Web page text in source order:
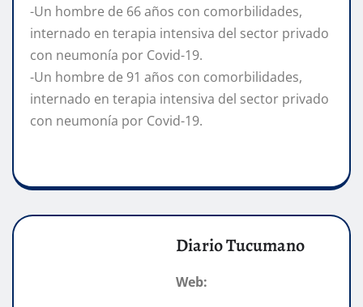
-Un hombre de 66 años con comorbilidades,
internado en terapia intensiva del sector privado
con neumonía por Covid-19.
-Un hombre de 91 años con comorbilidades,
internado en terapia intensiva del sector privado
con neumonía por Covid-19.
Diario Tucumano
Web: